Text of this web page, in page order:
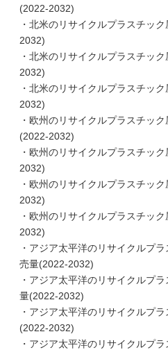
(2022-2032)
・北米のリサイクルプラスチッ
2032)
・北米のリサイクルプラスチッ
2032)
・北米のリサイクルプラスチッ
2032)
・欧州のリサイクルプラスチッ
(2022-2032)
・欧州のリサイクルプラスチッ
2032)
・欧州のリサイクルプラスチッ
2032)
・欧州のリサイクルプラスチッ
2032)
・アジア太平洋のリサイクルプ
売量(2022-2032)
・アジア太平洋のリサイクルプ
量(2022-2032)
・アジア太平洋のリサイクルプ
(2022-2032)
・アジア太平洋のリサイクルプ